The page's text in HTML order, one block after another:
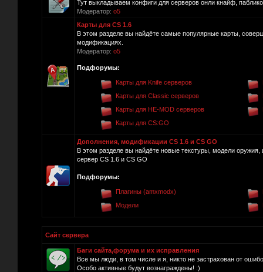
Тут выкладываем конфиги для серверов онли кнайф,
Модератор: o5
Карты для CS 1.6
В этом разделе вы найдёте самые популярные карты,
модификациях.
Модератор: o5
Подфорумы:
Карты для Knife серверов
Карты для Classic серверов
Карты для HE-MOD серверов
Карты для CS:GO
Дополнения, модификации CS 1.6 и CS GO
В этом разделе вы найдёте новые текстуры, модели
сервер CS 1.6 и CS GO
Подфорумы:
Плагины (amxmodx)
Модели
Сайт сервера
Баги сайта,форума и их исправления
Все мы люди, в том числе и я, никто не застрахован от
Особо активные будут вознаграждены! :)